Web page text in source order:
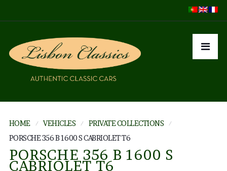
HOME VEHICLES
PRIVATE COLLECTIONS
PORSCHE 356 B 1600 S CABRIOLET T6
PORSCHE 356 B 1600 S
CABRIOLET T6